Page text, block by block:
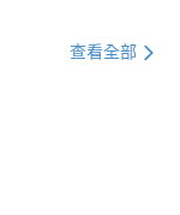
查看全部